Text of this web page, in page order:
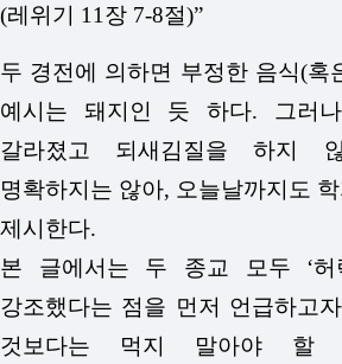
(레위기 11장 7-8절)”
두 경전에 의하면 부정한 음식(혹
예시는 돼지인 듯 하다. 그러
갈라졌고 되새김질을 하지
명확하지는 않아, 오늘날까지도
제시한다.
본 글에서는 두 종교 모두 ‘허
강조했다는 점을 먼저 언급하고
것보다는 먹지 말아야 할